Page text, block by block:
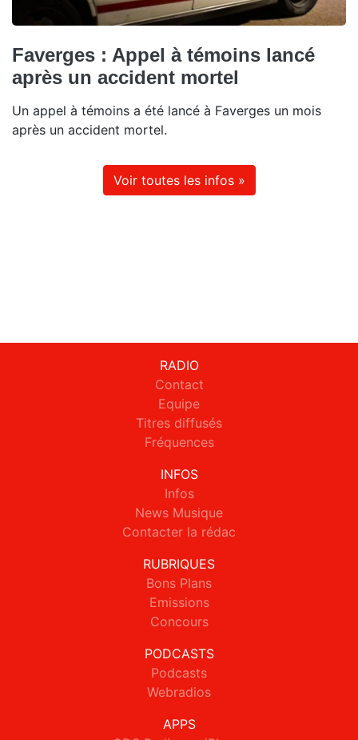
Faverges : Appel à témoins lancé
après un accident mortel
Un appel à témoins a été lancé à Faverges un mois
après un accident mortel.
Voir toutes les infos »
RADIO
Contact
Equipe
Titres diffusés
Fréquences
INFOS
Infos
News Musique
Contacter la rédac
RUBRIQUES
Bons Plans
Emissions
Concours
PODCASTS
Podcasts
Webradios
APPS